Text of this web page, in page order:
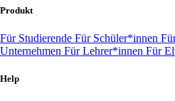
Produkt
Für Studierende Für Schüler*innen
Unternehmen Für Lehrer*innen Für
Help